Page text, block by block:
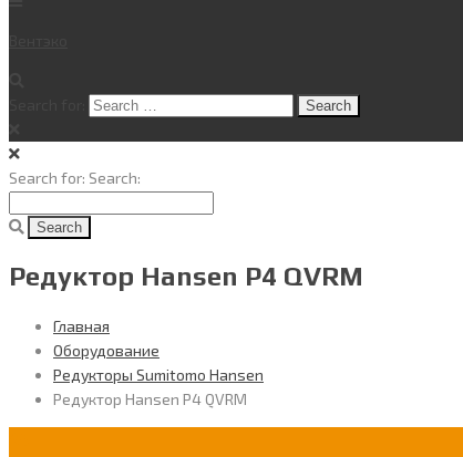
Search for: Search:
Редуктор Hansen P4 QVRM
Главная
Оборудование
Редукторы Sumitomo Hansen
Редуктор Hansen P4 QVRM